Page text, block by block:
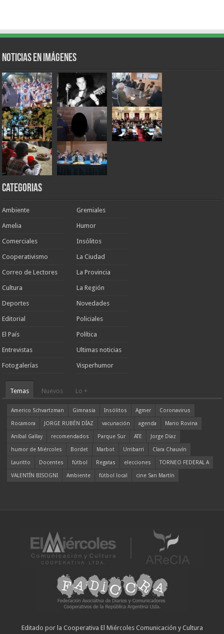
Noticias en Imágenes
Categorias
Ambiente
Amelia
Comerciales
Cooperativismo
Correo de Lectores
Cultura
Deportes
Editorial
El País
Entrevistas
Fotogalerías
Gremiales
Humor
Insólitos
La Ciudad
La Provincia
La Región
Novedades
Policiales
Política
Ultimas noticias
Visperhumor
Temas Nuevos Lo +
Americo Schvartzman Gimnasia Insólitos Agmer
Coronavirus
Rocamora
JORGE RUBÉN DÍAZ vacunación agenda
Mario Rovina
Aníbal Gallay
recomendados Parque Sur ATE
Jorge Díaz
humor de Miércoles
Bordet Marbot Urribarri
Clara Chauvín
Lauritto
Docentes fútbol Regatas elecciones
TORNEO FEDERAL A
VALENTÍN BISOGNI
Ambiente fútbol local cine San Martín
Editado por la Cooperativa El Miércoles Comunicación y Cultura